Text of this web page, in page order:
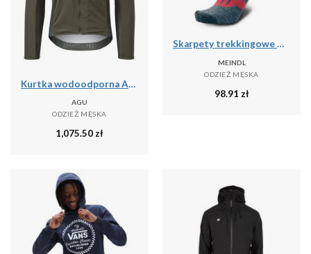
Kurtka wodoodporna Agu Polartec Alpha Performance
AGU
ODZIEŻ MĘSKA
1,075.50zł
Skarpety trekkingowe męskie Meindl MT6 Lady z wełną Merino
MEINDL
ODZIEŻ MĘSKA
98.91 zł